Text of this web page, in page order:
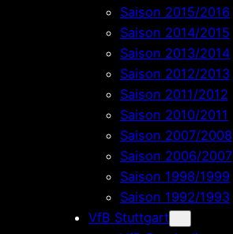
Saison 2015/2016
Saison 2014/2015
Saison 2013/2014
Saison 2012/2013
Saison 2011/2012
Saison 2010/2011
Saison 2007/2008
Saison 2006/2007
Saison 1998/1999
Saison 1992/1993
VfB Stuttgart